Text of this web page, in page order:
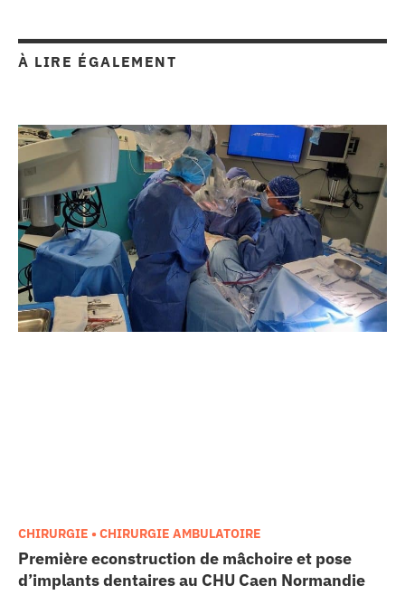
À LIRE ÉGALEMENT
Première econstruction de mâchoire et pose
d’implants dentaires au CHU Caen Normandie
CHIRURGIE • CHIRURGIE AMBULATOIRE